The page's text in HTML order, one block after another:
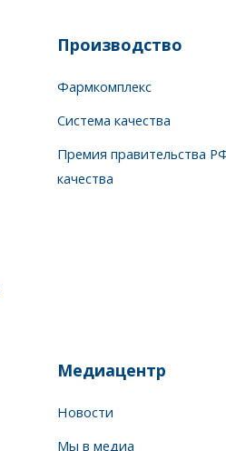
Производство
Фармкомплекс
Система качества
Премия правительства
качества
Медиацентр
Новости
Мы в медиа